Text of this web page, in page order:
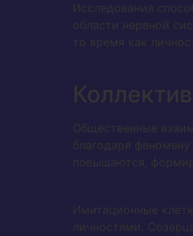
Исследования
области нервной
то время как
Общественные
благодаря
повышаются,
Имитационные
личностями.